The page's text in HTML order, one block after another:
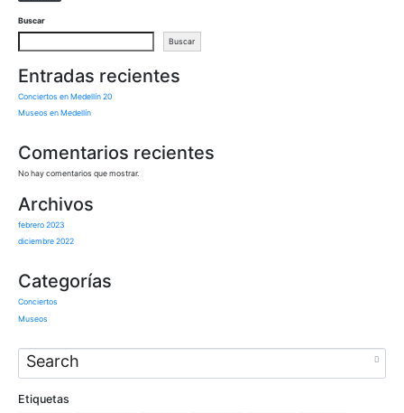
Buscar
Buscar
Entradas recientes
Conciertos en Medellín 20
Museos en Medellín
Comentarios recientes
No hay comentarios que mostrar.
Archivos
febrero 2023
diciembre 2022
Categorías
Conciertos
Museos
Etiquetas